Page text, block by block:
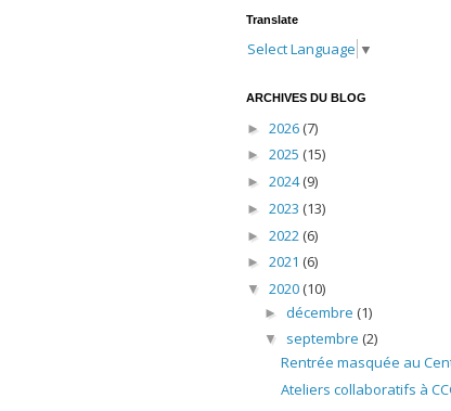
Translate
Select Language ▼
ARCHIVES DU BLOG
► 2026 (7)
► 2025 (15)
► 2024(9)
► 2023 (13)
► 2022 (6)
► 2021 (6)
▼ 2020 (10)
► décembre (1)
▼ septembre (2)
Rentrée masquée au
Ateliers collaboratifs à